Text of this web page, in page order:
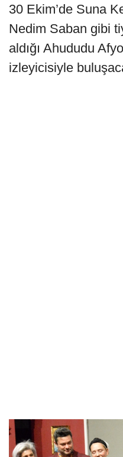
30 Ekim’de Suna
Nedim Saban gibi
aldığı Ahududu
izleyicisiyle